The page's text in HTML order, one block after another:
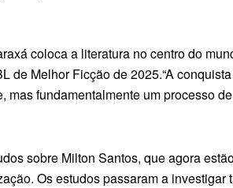
coloca a literatura no centro do
de Melhor Ficção de 2025.“A
fundamentalmente um processo
sobre Milton Santos, que agora
Os estudos passaram a